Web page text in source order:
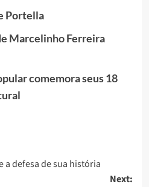
Portella
Marcelinho Ferreira
comemora seus 18
a defesa de sua história
Next: